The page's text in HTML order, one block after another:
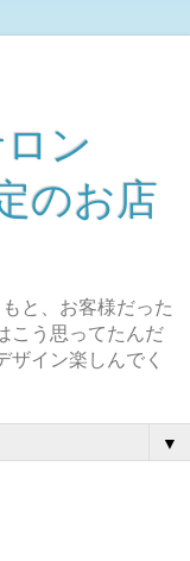
ン
のお店
と、お客様だった
こう思ってたんだ
ザイン楽しんでく
▼